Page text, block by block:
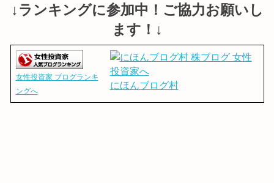
↓ランキングに参加中！ご協力お願いし
ます！↓
女性投資家 ブログランキ
ングへ
にほんブログ村